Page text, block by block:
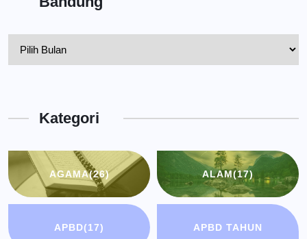
BandungKategori
AGAMA(26) ALAM(17)
APBD(17)
APBD TAHUN